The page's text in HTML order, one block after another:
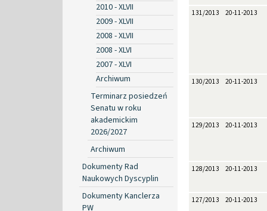
2010 - XLVII
2009 - XLVII
2008 - XLVII
2008 - XLVI
2007 - XLVI
Archiwum
Terminarz posiedzeń
Senatu w roku
akademickim
2026/2027
Archiwum
Dokumenty Rad
Naukowych Dyscyplin
Dokumenty Kanclerza
PW
131/2013 20-11-2013
130/2013 20-11-2013
129/2013 20-11-2013
128/2013 20-11-2013
127/2013 20-11-2013